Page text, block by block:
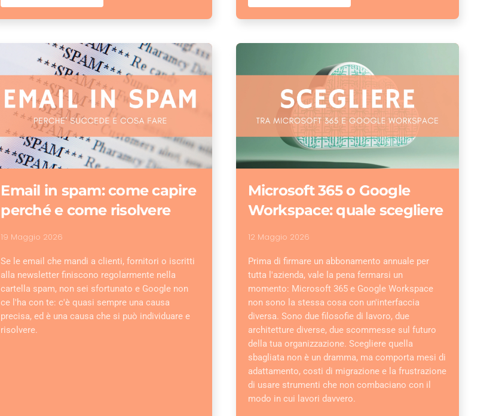
Email in spam: come capire
perché e come risolvere
19 Maggio 2026
Se le email che mandi a clienti, fornitori o iscritti
alla newsletter finiscono regolarmente nella
cartella spam, non sei sfortunato e Google non
ce l'ha con te: c'è quasi sempre una causa
precisa, ed è una causa che si può individuare e
risolvere.
Microsoft 365 o Google
Workspace: quale scegliere
12 Maggio 2026
Prima di firmare un abbonamento annuale per
tutta l'azienda, vale la pena fermarsi un
momento: Microsoft 365 e Google Workspace
non sono la stessa cosa con un'interfaccia
diversa. Sono due filosofie di lavoro, due
architetture diverse, due scommesse sul futuro
della tua organizzazione. Scegliere quella
sbagliata non è un dramma, ma comporta mesi di
adattamento, costi di migrazione e la frustrazione
di usare strumenti che non combaciano con il
modo in cui lavori davvero.